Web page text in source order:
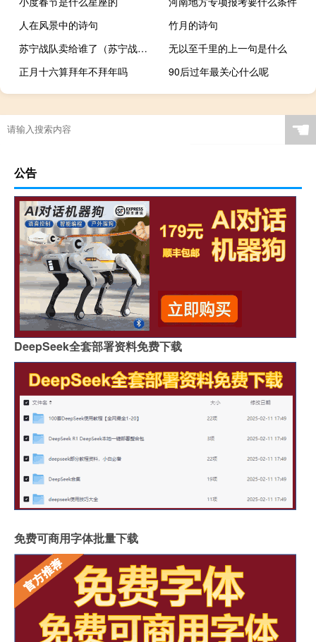
人在风景中的诗句
竹月的诗句
苏宁战队卖给谁了（苏宁战队）
无以至千里的上一句是什么
正月十六算拜年不拜年吗
90后过年最关心什么呢
☚
公告
DeepSeek全套部署资料免费下载
免费可商用字体批量下载